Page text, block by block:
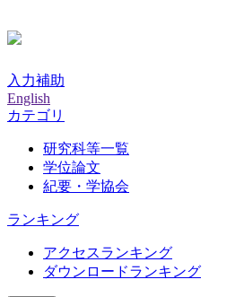
入力補助
English
カテゴリ
研究科等一覧
学位論文
紀要・学協会
ランキング
アクセスランキング
ダウンロードランキング